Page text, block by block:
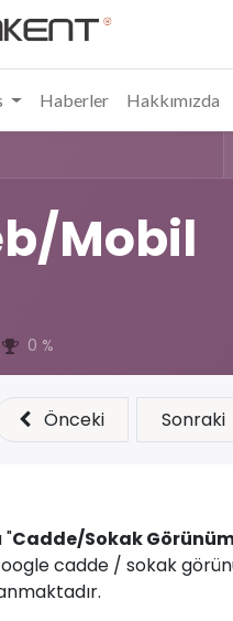
Haberler Hakkımızda
Mobil
0 %
Önceki Sonraki
"Cadde/Sokak
cadde / sokak